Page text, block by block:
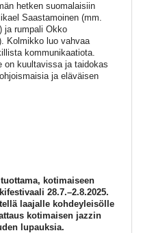
hetken suomalaisiin
Saastamoinen (mm.
ja rumpali Okko
Kolmikko luo vahvaa
kommunikaatiota.
on kuultavissa ja taidokas
ja eläväisen
kotimaiseen
28.7.–2.8.2025.
laajalle kohdeyleisölle
kotimaisen jazzin
lupauksia.